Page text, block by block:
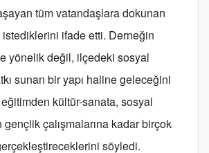
tüm vatandaşlara dokunan
ifade etti. Derneğin
yönelik değil, ilçedeki sosyal
sunan bir yapı haline geleceğini
kültür-sanata, sosyal
gençlik çalışmalarına kadar birçok
söyledi.